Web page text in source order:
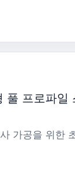
풀 프로파일
가공을 위한